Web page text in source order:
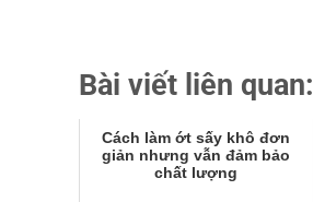
Bài viết liên quan:
Cách làm ớt sấy khô đơn
giản nhưng vẫn đảm bảo
chất lượng